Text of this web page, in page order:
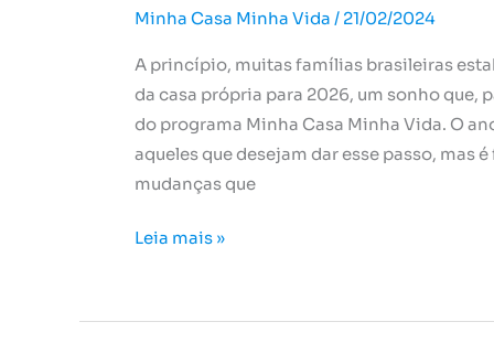
Minha Casa Minha Vida / 21/02/2024
A princípio, muitas famílias brasileiras
da casa própria para 2026, um sonho que,
do programa Minha Casa Minha Vida. O
aqueles que desejam dar esse passo, mas
mudanças que
Leia mais »